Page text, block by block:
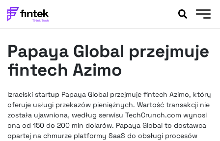
BANKOWOŚĆ
EVENTY
FELIETONY
WYWIADY
LEGAL
PODCASTY
FINTEK EXTRA
Papaya Global przejmuje
fintech Azimo
Izraelski startup Papaya Global przejmuje fintech Azimo, który
oferuje usługi przekazów pieniężnych. Wartość transakcji nie
została ujawniona, według serwisu TechCrunch.com wynosi
ona od 150 do 200 mln dolarów. Papaya Global to dostawca
opartej na chmurze platformy SaaS do obsługi procesów